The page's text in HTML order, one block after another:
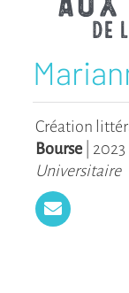
Création
Bourse
2023
Universitaire